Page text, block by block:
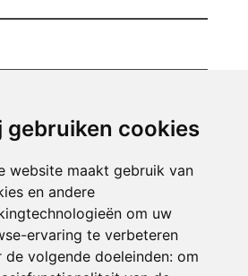
gebruiken cookies
website maakt gebruik van
en andere
om uw
ervaring te verbeteren
de volgende doeleinden: om